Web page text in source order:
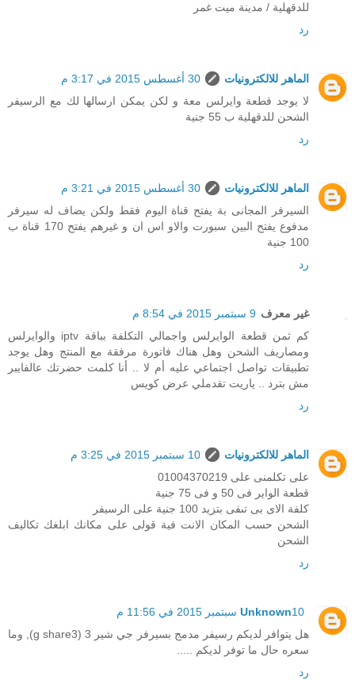
للدقهلية / مدينة ميت غمر
رد
الماهر للالكترونيات
30 أغسطس 2015 في 3:17 م
لا يوجد قطعة وايرلس معة و لكن يمكن ارسالها لك مع الرسيفر
الشحن للدقهلية ب 55 جنية
رد
الماهر للالكترونيات
30 أغسطس 2015 في 3:21 م
السيرفر المجانى بة يفتح قناة اليوم فقط ولكن يضاف له سيرفر
مدفوع يفتح البين سبورت والاو اس ان و غيرهم يفتح 170 قناة ب
100 جنية
رد
غير معرف 9 سبتمبر 2015 في 8:54 م
كم ثمن قطعة الوايرلس واجمالي التكلفة بباقة iptv والوايرلس
ومصاريف الشحن وهل هناك فاتورة مرفقة مع المنتج وهل يوجد
تطبيقات تواصل اجتماعي عليه أم لا .. أنا كلمت حضرتك عالفايبر
مش بترد .. ياريت تقدملي عرض كويس
رد
الماهر للالكترونيات
10 سبتمبر 2015 في 3:25 م
على تكلمنى على 01004370219
قطعة الواير فى 50 و فى 75 جنية
كلفة الاى بى تىفى بتزيد 100 جنية على الرسيفر
الشحن حسب المكان الانت فية قولى على مكانك ابلغك تكاليف
الشحن
رد
Unknown10 سبتمبر 2015 في 11:56 م
هل يتوافر لديكم رسيفر مدمج بسيرفر جي شير 3 (g share3), وما
سعره حال ما توفر لديكم .....
رد